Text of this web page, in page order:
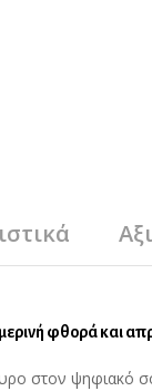
φθορά και
στον ψηφιακό